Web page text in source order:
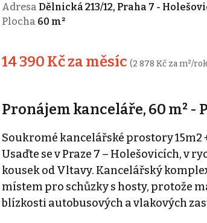
Adresa Dělnická 213/12, Praha 7 -
Plocha 60 m²
14 390 Kč za měsíc (2 878 Kč za m²/
Pronájem kanceláře, 60 m² -
Soukromé kancelářské prostory
Usaďte se v Praze 7 – Holešovicích, v
kousek od Vltavy. Kancelářský
místem pro schůzky s hosty, protože
blízkosti autobusových a vlakových